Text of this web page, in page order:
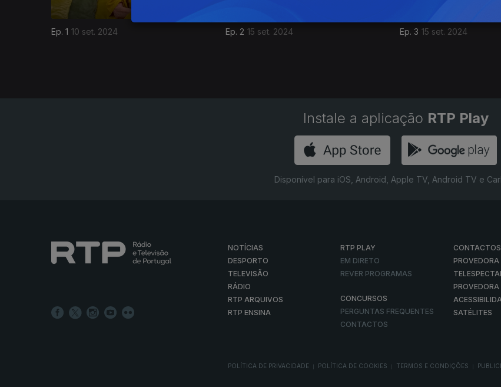
Ep. 1 10 set. 2024 Ep. 2 15 set. 2024 Ep. 3 15 set. 2024
Instale a aplicação RTP Play
Disponível para iOS, Android, Apple TV, Android TV e
NOTÍCIAS
DESPORTO
TELEVISÃO
RÁDIO
RTP ARQUIVOS
RTP ENSINA
RTP PLAY
EM DIRETO
REVER PROGRAMAS
CONCURSOS
PERGUNTAS FREQUENTES
CONTACTOS
CONTACTOS
PROVEDORA
SATÉLITES
POLÍTICA DE PRIVACIDADE POLÍTICA DE COOKIES TERMOS E CONDIÇÕES